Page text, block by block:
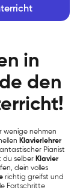
in
den
wenige nehmen
Klavierlehrer
Pianist
du selber Klavier
dein volles
richtig greifst und
Fortschritte